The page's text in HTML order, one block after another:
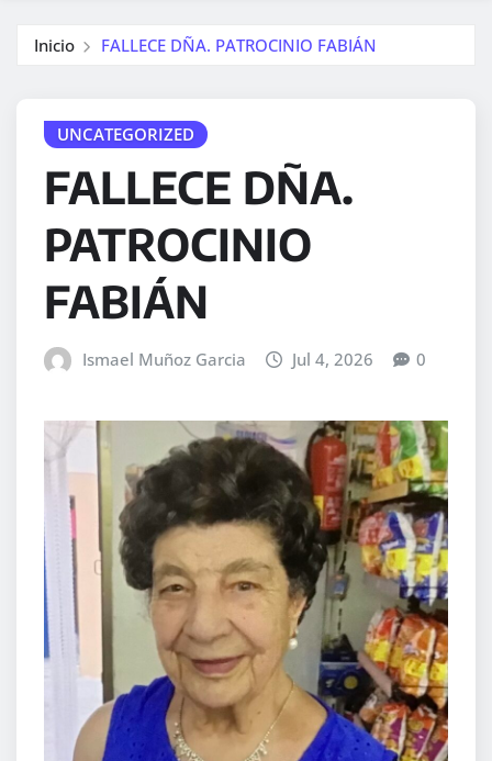
Inicio FALLECE DÑA. PATROCINIO FABIÁN
UNCATEGORIZED
FALLECE DÑA.
PATROCINIO
FABIÁN
Ismael Muñoz Garcia Jul 4, 2026 0